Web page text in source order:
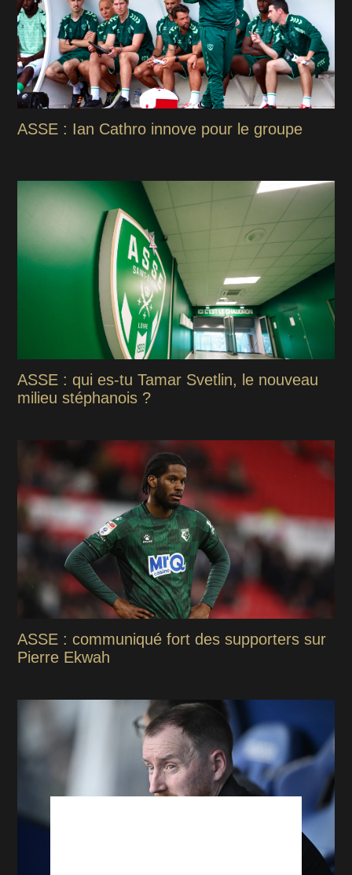
ASSE : Ian Cathro innove pour le groupe
ASSE : qui es-tu Tamar Svetlin, le nouveau
milieu stéphanois ?
ASSE : communiqué fort des supporters sur
Pierre Ekwah